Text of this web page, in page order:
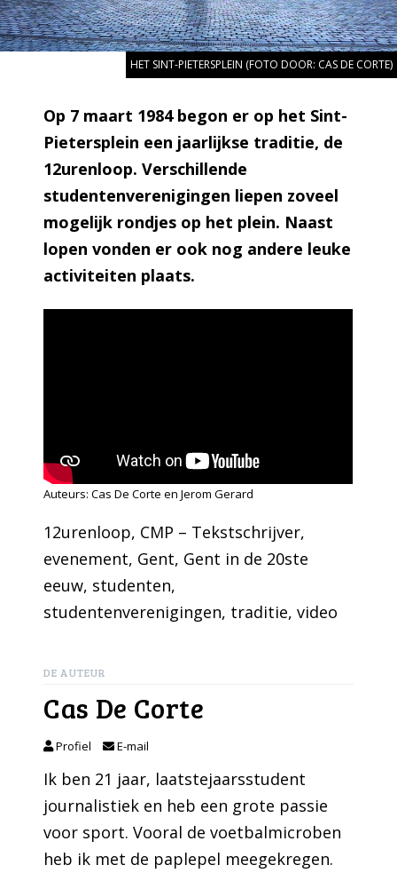
HET SINT-PIETERSPLEIN (FOTO DOOR: CAS DE CORTE)
Op 7 maart 1984 begon er op het Sint-
Pietersplein een jaarlijkse traditie, de
12urenloop. Verschillende
studentenverenigingen liepen zoveel
mogelijk rondjes op het plein. Naast
lopen vonden er ook nog andere leuke
activiteiten plaats.
Auteurs: Cas De Corte en Jerom Gerard
12urenloop, CMP – Tekstschrijver
evenement, Gent, Gent in de 20ste
eeuw, studenten
studentenverenigingen, traditie, video
DE AUTEUR
Cas De Corte
Profiel E-mail
Ik ben 21 jaar, laatstejaarsstudent
journalistiek en heb een grote passie
voor sport. Vooral de voetbalmicroben
heb ik met de paplepel meegekregen.